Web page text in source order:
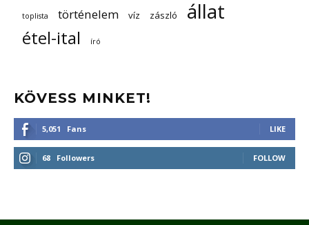
toplista történelem víz zászló állat
étel-ital író
KÖVESS MINKET!
5,051 Fans LIKE
68 Followers FOLLOW